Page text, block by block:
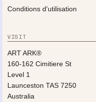
Conditions d'utilisation
VISIT
ART ARK®
160-162 Cimitiere St
Level 1
Launceston TAS 7250
Australia